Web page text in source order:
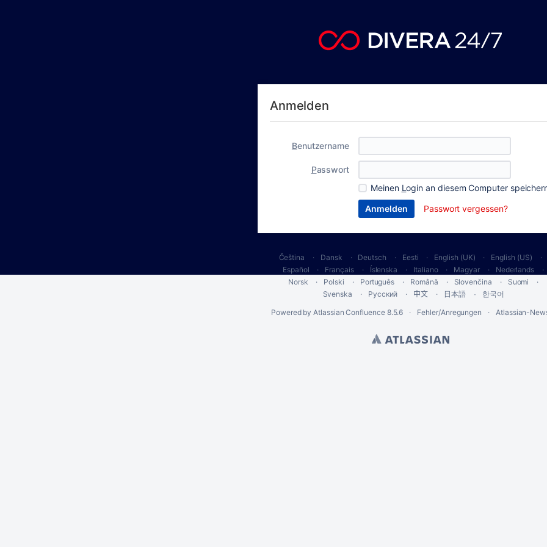
Anmelden
Benutzername
Passwort
Meinen Login an diesem Computer
Passwort vergessen?
Čeština Dansk Deutsch Eesti English (UK)
English (US)
Español
Français Íslenska Italiano Magyar
Nederlands
Norsk
Polski Português Română Slovenčina
Suomi
Svenska
Русский 中文 日本語
한국어
Powered byAtlassian Confluence 8.5.6 Fehler/Anregungen Atlassian-